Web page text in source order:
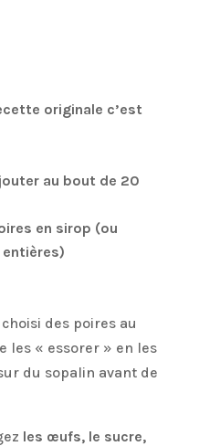
originale c’est
au bout de 20
en sirop (ou
des poires au
les « essorer » en les
du sopalin avant de
les œufs, le sucre,